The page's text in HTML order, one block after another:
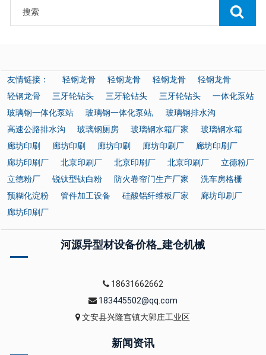
友情链接： 轻钢龙骨 轻钢龙骨 轻钢龙骨
轻钢龙骨
轻钢龙骨
三牙轮钻头 三牙轮钻头 三牙轮钻头
一体化泵站
玻璃钢一体化泵站
玻璃钢一体化泵站,
玻璃钢排水沟
高速公路排水沟
玻璃钢厕房 玻璃钢水箱厂家
玻璃钢水箱
廊坊印刷
廊坊印刷 廊坊印刷 廊坊印刷厂
廊坊印刷厂
廊坊印刷厂
北京印刷厂 北京印刷厂 北京印刷厂
立德粉厂
立德粉厂
锐钛型钛白粉 防火卷帘门生产厂家
洗车房格栅
预糊化淀粉
管件加工设备 硅酸铝纤维板厂家
廊坊印刷厂
廊坊印刷厂
河源异型材设备价格_建仓机械
18631662662
183445502@qq.com
文安县兴隆宫镇大郭庄工业区
新闻资讯